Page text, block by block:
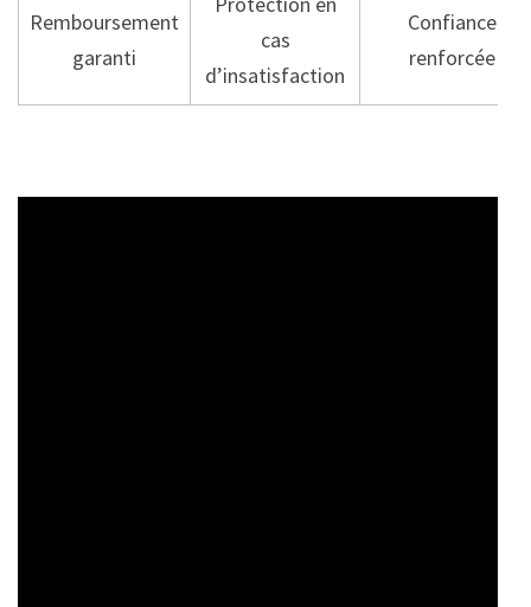
Remboursement
garanti
cas
d’insatisfaction
Confiance
renforcée